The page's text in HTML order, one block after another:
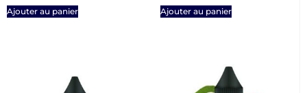
Ajouter au panier Ajouter au panier